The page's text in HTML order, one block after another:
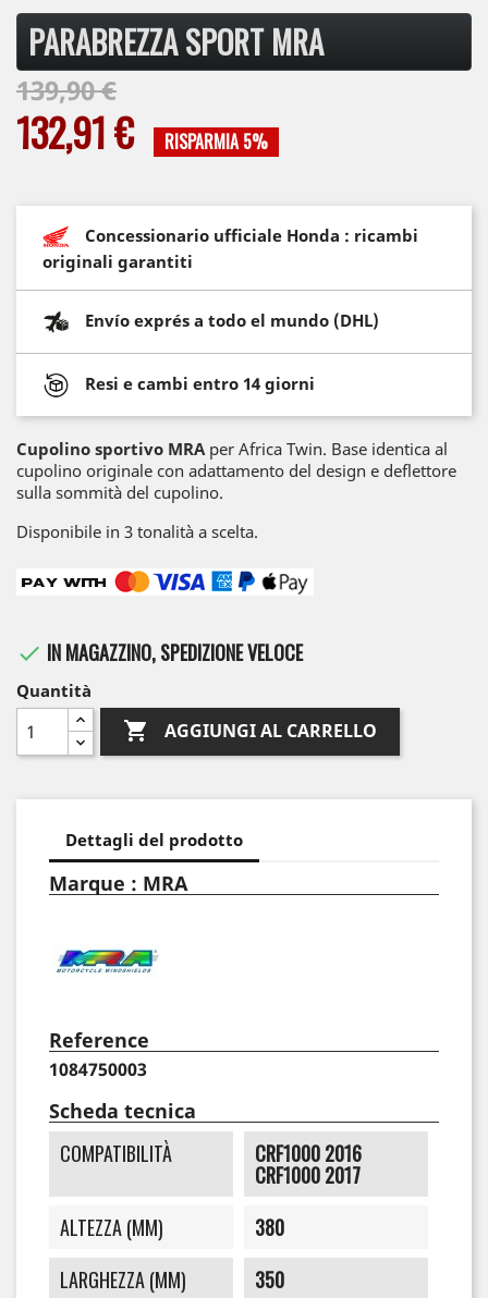
PARABREZZA SPORT MRA
139,90 €
132,91 € RISPARMIA 5%
Concessionario ufficiale Honda : ricambi
originali garantiti
Envío exprés a todo el mundo (DHL)
Resi e cambi entro 14 giorni
Cupolino sportivo MRAper Africa Twin. Base identica al
cupolino originale con adattamento del design e deflettore
sulla sommità del cupolino.
Disponibile in 3 tonalità a scelta.
 IN MAGAZZINO, SPEDIZIONE VELOCE
Quantità
 AGGIUNGI AL CARRELLO
Dettagli del prodotto
Marque : MRA
Reference
1084750003
Scheda tecnica
COMPATIBILITÀ CRF1000 2016
CRF1000 2017
ALTEZZA (MM)
380
LARGHEZZA (MM)
350